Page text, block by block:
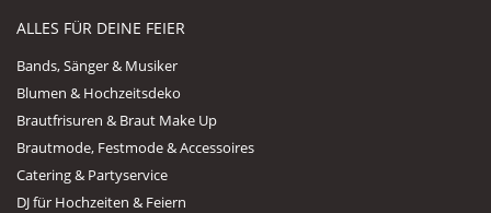
ALLES FÜR DEINE FEIER
Bands, Sänger & Musiker
Blumen & Hochzeitsdeko
Brautfrisuren & Braut Make Up
Brautmode, Festmode & Accessoires
Catering & Partyservice
DJ für Hochzeiten & Feiern